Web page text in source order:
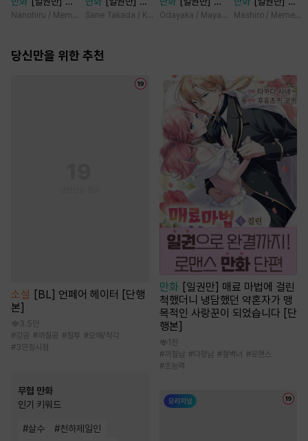
지 않는 약혼자님
습니다 [단행본]
Nanohiru / Memeko 료 마법에 걸린 척
사랑꾼이 되었습니
Sane Takada / Koki Fuyutsuki
혀진 왕녀지만 정
Odayaka / Maya Koike례지만 약혼자님,
Mashiro / Memeko
당신만을 위한 추천
소설 [BL] 언페어 헤이터 [단행
본]
3.5만
#강공 #까칠공 #질투 #오해/착각
#3인칭시점
무협 만화
인기 키워드
#살수 #천하제일인
만화 [일권만] 매료 마법에 걸린
척했더니 냉담했던 약혼자가 맹
목적인 사랑꾼이 되었습니다 [단
행본]
1천
#까칠남 #다정남 #철벽녀 #로맨스
#초능력